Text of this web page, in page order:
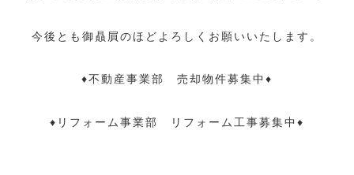
今後とも御贔屓のほどよろしくお願いいたします。
♦不動産事業部 売却物件募集中♦
♦リフォーム事業部 リフォーム工事募集中♦